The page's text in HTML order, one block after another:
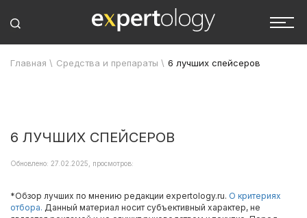
Главная \ Средства и препараты \ 6 лучших спейсеров
6 ЛУЧШИХ СПЕЙСЕРОВ
Обновлено: 27.02.2025, просмотров:
*Обзор лучших по мнению редакции expertology.ru. О критериях
отбора. Данный материал носит субъективный характер, не